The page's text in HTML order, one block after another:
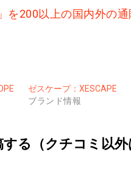
を200以上の国内外の
ゼスケープ：XESCAPE
ブランド情報
る（クチコミ以